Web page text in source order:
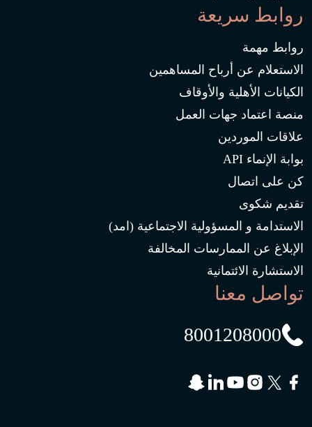
روابط سريعة
روابط مهمة
الاستعلام عن أرباح المساهمين
الكيانات الأهلية والأوقاف
منصة اعتماد جهات العمل
علاقات الموردين
بوابة الإنماء API
كن على اتصال
تقديم شكوى
الاستدامة و المسؤولية الاجتماعية (امد)
الإبلاغ عن الممارسات المخالفة
الاستشارة الائتمانية
تواصل معنا
8001208000